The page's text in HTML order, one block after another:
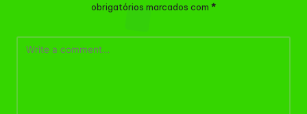
obrigatórios marcados com *